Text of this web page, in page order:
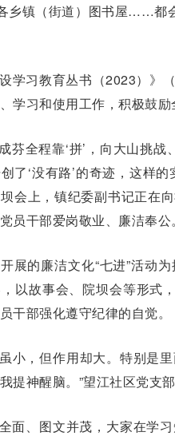
乡镇（街道）图书屋……都
设学习教育丛书（2023）》
学习和使用工作，积极鼓励
芬全程靠‘拼’，向大山挑
了‘没有路’的奇迹，这样
会上，镇纪委副书记正在
员干部爱岗敬业、廉洁奉公。
展的廉洁文化“七进”活动为
以故事会、院坝会等形式
干部强化遵守纪律的自觉。
虽小，但作用却大。特别是
提神醒脑。”望江社区党支部
全面、图文并茂，大家在学